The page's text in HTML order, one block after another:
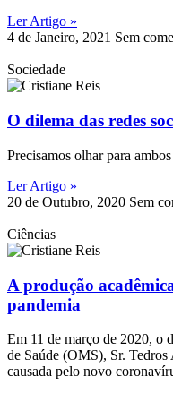
Ler Artigo »
4 de Janeiro, 2021 Sem
Sociedade
O dilema das redes
Precisamos olhar para
Ler Artigo »
20 de Outubro, 2020 Sem
Ciências
A produção
pandemia
Em 11 de março de 2020, o
de Saúde (OMS), Sr.
causada pelo novo